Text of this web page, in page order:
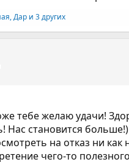
,Дар и 3 других
тебе желаю удачи!
Нас становится
на отказ ни как
чего-то